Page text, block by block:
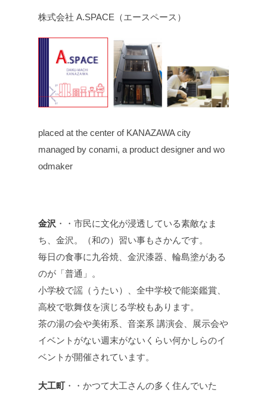
株式会社 A.SPACE（エースペース）
placed at the center of KANAZAWA city
managed by conami, a product designer and wo
odmaker
金沢 ・・市民に文化が浸透している素敵なま
ち、金沢。（和の）習い事もさかんです。
毎日の食事に九谷焼、金沢漆器、輪島塗がある
のが「普通」。
小学校で謡（うたい）、全中学校で能楽鑑賞、
高校で歌舞伎を演じる学校もあります。
茶の湯の会や美術系、音楽系 講演会、展示会や
イベントがない週末がないくらい何かしらのイ
ベントが開催されています。
大工町・・かつて大工さんの多く住んでいた